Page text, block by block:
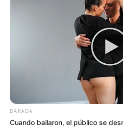
DARADA
Cuando bailaron, el público se